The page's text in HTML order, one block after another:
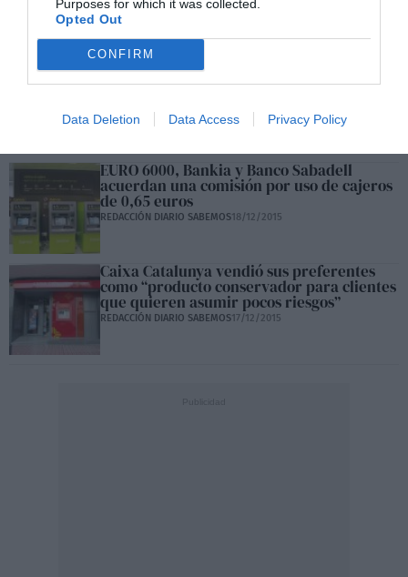
Purposes for which it was collected.
Opted Out
CONFIRM
Data Deletion Data Access Privacy Policy
SAUDIA AIRLINES APUESTA POR LOS
MEJORES DESTINOS EN ASIA
EURO 6000, Bankia y Banco Sabadell
acuerdan una comisión por uso de cajeros
de 0,65 euros
REDACCIÓN DIARIO SABEMOS18/12/2015
Caixa Catalunya vendió sus preferentes
como “producto conservador para clientes
que quieren asumir pocos riesgos”
REDACCIÓN DIARIO SABEMOS17/12/2015